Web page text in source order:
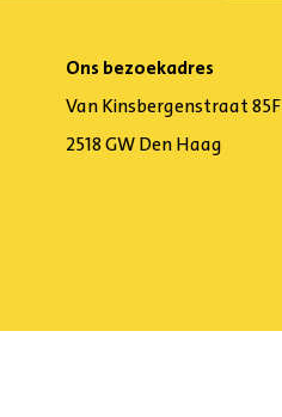
Ons bezoekadres
Van Kinsbergenstraat 85F
2518 GW Den Haag